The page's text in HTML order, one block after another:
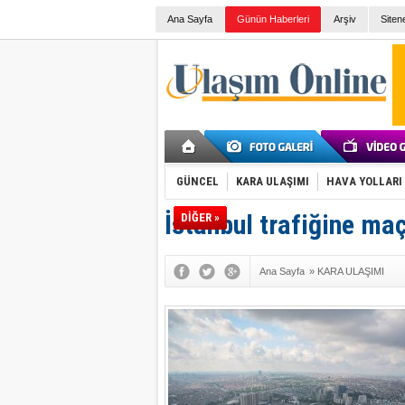
Ana Sayfa Günün Haberleri Arşiv
GÜNCEL KARA ULAŞIMI HAVA YOLLARI
DİĞER »
İstanbul trafiğine
Ana Sayfa » KARA ULAŞIMI